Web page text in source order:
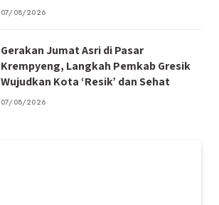
07/08/2026
Gerakan Jumat Asri di Pasar
Krempyeng, Langkah Pemkab Gresik
Wujudkan Kota ‘Resik’ dan Sehat
07/08/2026